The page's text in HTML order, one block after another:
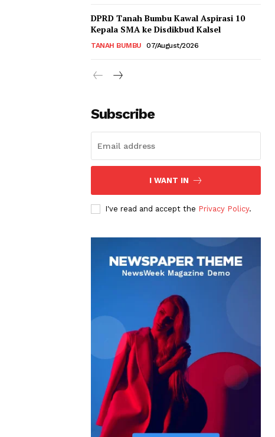
DPRD Tanah Bumbu Kawal Aspirasi 10
Kepala SMA ke Disdikbud Kalsel
TANAH BUMBU 07/August/2026
Subscribe
I WANT IN
I've read and accept the Privacy Policy.